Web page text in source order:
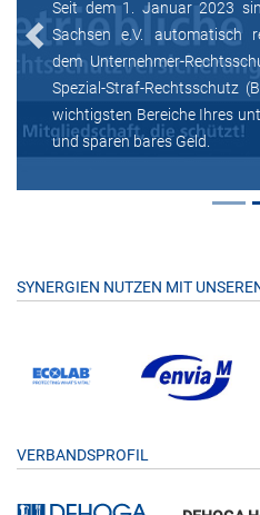
Seit dem 1. Januar 2023
Sachsen e.V. automatisch
dem Unternehmer-
Spezial-Straf-Rechtsschutz
wichtigsten Bereiche Ihres
und sparen bares Geld.
Previous
SYNERGIEN NUTZEN MIT
VERBANDSPROFIL